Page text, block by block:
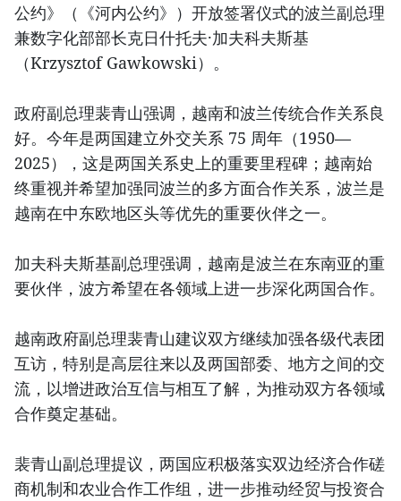
公约》（《河内公约》）开放签署仪式的波兰副总理
兼数字化部部长克日什托夫·加夫科夫斯基
（Krzysztof Gawkowski）。
政府副总理裴青山强调，越南和波兰传统合作关系良
好。今年是两国建立外交关系 75 周年（1950—
2025），这是两国关系史上的重要里程碑；越南始
终重视并希望加强同波兰的多方面合作关系，波兰是
越南在中东欧地区头等优先的重要伙伴之一。
加夫科夫斯基副总理强调，越南是波兰在东南亚的重
要伙伴，波方希望在各领域上进一步深化两国合作。
越南政府副总理裴青山建议双方继续加强各级代表团
互访，特别是高层往来以及两国部委、地方之间的交
流，以增进政治互信与相互了解，为推动双方各领域
合作奠定基础。
裴青山副总理提议，两国应积极落实双边经济合作磋
商机制和农业合作工作组，进一步推动经贸与投资合